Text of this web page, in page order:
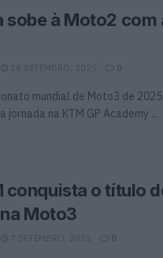
sobe à Moto2 com
18 SETEMBRO, 2025 0
mundial de Moto3 de
jornada na KTM GP Academy ...
conquista o título
Moto3
7 SETEMBRO, 2025 0